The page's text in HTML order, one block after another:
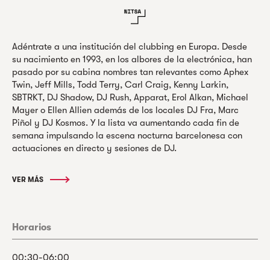
Adéntrate a una institución del clubbing en Europa. Desde
su nacimiento en 1993, en los albores de la electrónica, han
pasado por su cabina nombres tan relevantes como Aphex
Twin, Jeff Mills, Todd Terry, Carl Craig, Kenny Larkin,
SBTRKT, DJ Shadow, DJ Rush, Apparat, Erol Alkan, Michael
Mayer o Ellen Allien además de los locales DJ Fra, Marc
Piñol y DJ Kosmos. Y la lista va aumentando cada fin de
semana impulsando la escena nocturna barcelonesa con
actuaciones en directo y sesiones de DJ.
VER MÁS
Horarios
00:30-06:00